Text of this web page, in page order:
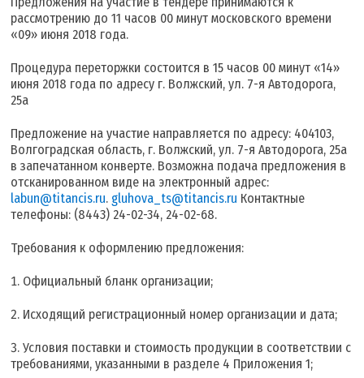
рассмотрению до 11 часов 00 минут московского времени
«09» июня 2018 года.
Процедура переторжки состоится в 15 часов 00 минут «14»
июня 2018 года по адресу г. Волжский, ул. 7-я Автодорога,
25а
Предложение на участие направляется по адресу: 404103,
Волгоградская область, г. Волжский, ул. 7-я Автодорога, 25а
в запечатанном конверте. Возможна подача предложения в
отсканированном виде на электронный адрес:
labun@titancis.ru. gluhova_ts@titancis.ru Контактные
телефоны: (8443) 24-02-34, 24-02-68.
Требования к оформлению предложения:
Официальный бланк организации;
Исходящий регистрационный номер организации и дата;
Условия поставки и стоимость продукции в соответствии с
требованиями, указанными в разделе 4 Приложения 1;